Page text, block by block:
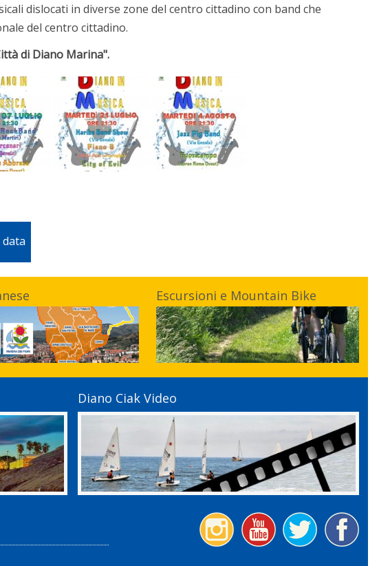
dislocati in diverse zone del centro cittadino con band che
del centro cittadino.
di Diano Marina".
data
Escursioni e Mountain Bike
Diano Ciak Video